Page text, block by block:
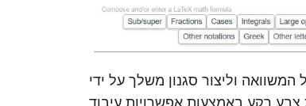
וליצור סגנון משלך על ידי